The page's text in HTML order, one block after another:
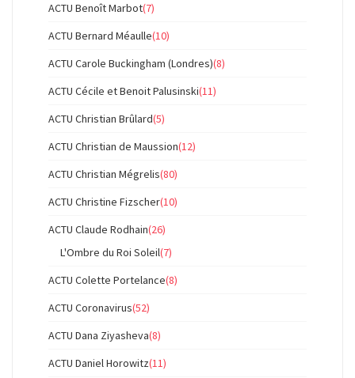
ACTU Benoît Marbot(7)
ACTU Bernard Méaulle(10)
ACTU Carole Buckingham (Londres)(8)
ACTU Cécile et Benoit Palusinski(11)
ACTU Christian Brûlard(5)
ACTU Christian de Maussion(12)
ACTU Christian Mégrelis(80)
ACTU Christine Fizscher(10)
ACTU Claude Rodhain(26)
L'Ombre du Roi Soleil(7)
ACTU Colette Portelance(8)
ACTU Coronavirus(52)
ACTU Dana Ziyasheva(8)
ACTU Daniel Horowitz(11)